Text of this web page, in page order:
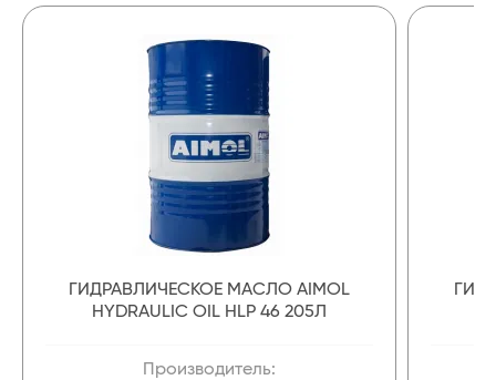
ГИДРАВЛИЧЕСКОЕ МАСЛО AIMOL
HYDRAULIC OIL HLP 46 205Л
Производитель: